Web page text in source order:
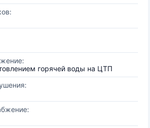
горячей воды на ЦТП